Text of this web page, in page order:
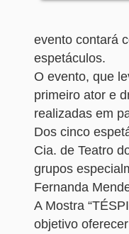
evento contará
espetáculos.
O evento, que
primeiro ator e
realizadas em
Dos cinco
Cia. de Teatro
grupos
Fernanda
A Mostra
objetivo